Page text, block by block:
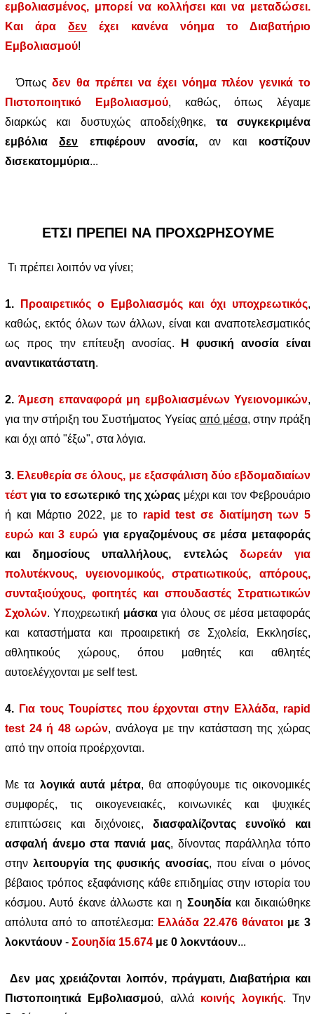
εμβολιασμένος, μπορεί να κολλήσει και να μεταδώσει.
Και άραδεν έχει κανένα νόημα το Διαβατήριο
Εμβολιασμού!
Όπωςδεν θα πρέπει να έχει νόημα πλέον γενικά το
Πιστοποιητικό Εμβολιασμού, καθώς, όπως λέγαμε
διαρκώς και δυστυχώς αποδείχθηκε, τα συγκεκριμένα
εμβόλιαδεν επιφέρουν ανοσία, αν και κοστίζουν
δισεκατομμύρια...
ΕΤΣΙ ΠΡΕΠΕΙ ΝΑ ΠΡΟΧΩΡΗΣΟΥΜΕ
Τι πρέπει λοιπόν να γίνει;
1. Προαιρετικός ο Εμβολιασμός και όχι υποχρεωτικός,
καθώς, εκτός όλων των άλλων, είναι και αναποτελεσματικός
ως προς την επίτευξη ανοσίας.
Η φυσική ανοσία είναι
αναντικατάστατη.
2. Άμεση επαναφορά μη εμβολιασμένων Υγειονομικών,
για την στήριξη του Συστήματος Υγείας από μέσα, στην πράξη
και όχι από "έξω", στα λόγια.
3. Ελευθερία σε όλους, με εξασφάλιση δύο εβδομαδιαίων
τέστ για το εσωτερικό της χώρας μέχρι και τον Φεβρουάριο
ή και Μάρτιο 2022, με το rapid test σε διατίμηση των 5
ευρώ και 3 ευρώ για εργαζομένους σε μέσα μεταφοράς
και δημοσίους υπαλλήλους, εντελώς δωρεάν για
πολυτέκνους, υγειονομικούς, στρατιωτικούς, απόρους,
συνταξιούχους, φοιτητές και σπουδαστές Στρατιωτικών
Σχολών. Υποχρεωτική μάσκαγια όλους σε μέσα μεταφοράς
και καταστήματα και προαιρετική σε Σχολεία, Εκκλησίες,
αθλητικούς χώρους, όπου μαθητές και αθλητές
αυτοελέγχονται με self test.
4. Για τους Τουρίστες που έρχονται στην Ελλάδα, rapid
test 24 ή 48 ωρών, ανάλογα με την κατάσταση της χώρας
από την οποία προέρχονται.
Με τα λογικά αυτά μέτρα, θα αποφύγουμε τις οικονομικές
συμφορές, τις οικογενειακές, κοινωνικές και ψυχικές
επιπτώσεις και διχόνοιες, διασφαλίζοντας ευνοϊκό και
ασφαλή άνεμο στα πανιά μας, δίνοντας παράλληλα τόπο
στηνλειτουργία της φυσικής ανοσίας, που είναι ο μόνος
βέβαιος τρόπος εξαφάνισης κάθε επιδημίας στην ιστορία του
κόσμου. Αυτό έκανε άλλωστε και η Σουηδίακαι δικαιώθηκε
απόλυτα από το αποτέλεσμα: Ελλάδα 22.476 θάνατοι με 3
λοκντάουν - Σουηδία 15.674 με 0 λοκντάουν...
Δεν μας χρειάζονται λοιπόν, πράγματι, Διαβατήρια και
Πιστοποιητικά Εμβολιασμού, αλλά κοινής λογικής. Την